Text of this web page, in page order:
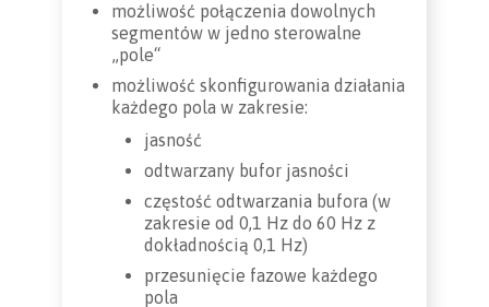
możliwość połączenia dowolnych
segmentów w jedno sterowalne
„pole“
możliwość skonfigurowania działania
każdego pola w zakresie:
jasność
odtwarzany bufor jasności
częstość odtwarzania bufora (w
zakresie od 0,1 Hz do 60 Hz z
dokładnością 0,1 Hz)
przesunięcie fazowe każdego
pola